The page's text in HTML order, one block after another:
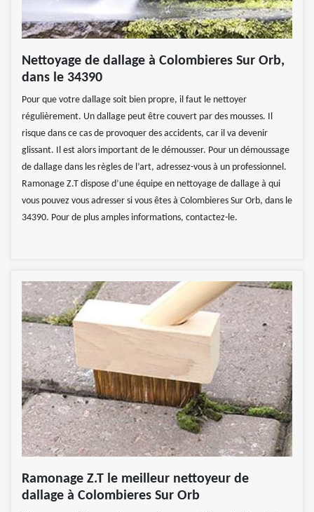
Nettoyage de dallage à Colombieres Sur Orb,
dans le 34390
Pour que votre dallage soit bien propre, il faut le nettoyer
régulièrement. Un dallage peut être couvert par des mousses. Il
risque dans ce cas de provoquer des accidents, car il va devenir
glissant. Il est alors important de le démousser. Pour un démoussage
de dallage dans les règles de l’art, adressez-vous à un professionnel.
Ramonage Z.T dispose d’une équipe en nettoyage de dallage à qui
vous pouvez vous adresser si vous êtes à Colombieres Sur Orb, dans le
34390. Pour de plus amples informations, contactez-le.
Ramonage Z.T le meilleur nettoyeur de
dallage à Colombieres Sur Orb